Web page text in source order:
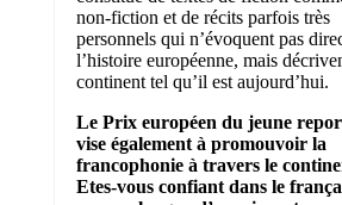
non-fiction et de récits parfois très
personnels qui n’évoquent pas
l’histoire européenne, mais
continent tel qu’il est aujourd’hui.
Le Prix européen du jeune
vise également à promouvoir la
francophonie à travers le
Etes-vous confiant dans le